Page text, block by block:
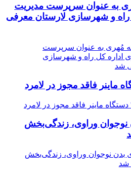
به عنوان سرپرست مدیریت
راه و شهرسازی لارستان معرفی
نوجوان وراوی، زندگی‌بخش